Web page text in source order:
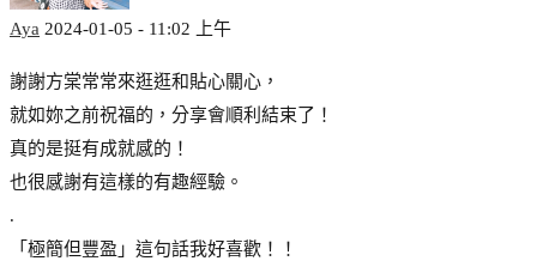
Aya 2024-01-05 - 11:02 上午
謝謝方棠常常來逛逛和貼心關心，
就如妳之前祝福的，分享會順利結束了！
真的是挺有成就感的！
也很感謝有這樣的有趣經驗。
.
「極簡但豐盈」這句話我好喜歡！！